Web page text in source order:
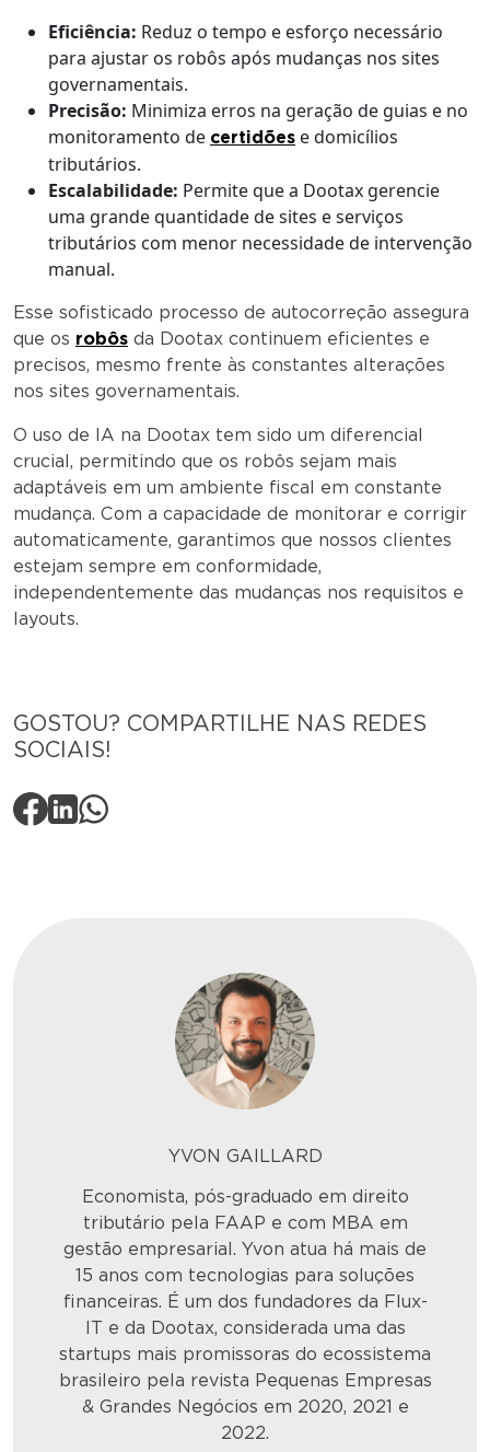
Eficiência: Reduz o tempo e esforço necessário
para ajustar os robôs após mudanças nos sites
governamentais.
Precisão: Minimiza erros na geração de guias e no
monitoramento de certidões e domicílios
tributários.
Escalabilidade: Permite que a Dootax gerencie
uma grande quantidade de sites e serviços
tributários com menor necessidade de intervenção
manual.
Esse sofisticado processo de autocorreção assegura
que os robôs da Dootax continuem eficientes e
precisos, mesmo frente às constantes alterações
nos sites governamentais.
O uso de IA na Dootax tem sido um diferencial
crucial, permitindo que os robôs sejam mais
adaptáveis em um ambiente fiscal em constante
mudança. Com a capacidade de monitorar e corrigir
automaticamente, garantimos que nossos clientes
estejam sempre em conformidade,
independentemente das mudanças nos requisitos e
layouts.
GOSTOU? COMPARTILHE NAS REDES
SOCIAIS!
YVON GAILLARD
Economista, pós-graduado em direito
tributário pela FAAP e com MBA em
gestão empresarial. Yvon atua há mais de
15 anos com tecnologias para soluções
financeiras. É um dos fundadores da Flux-
IT e da Dootax, considerada uma das
startups mais promissoras do ecossistema
brasileiro pela revista Pequenas Empresas
& Grandes Negócios em 2020, 2021 e
2022.